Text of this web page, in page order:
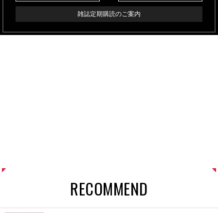
雑誌定期購読のご案内
RECOMMEND